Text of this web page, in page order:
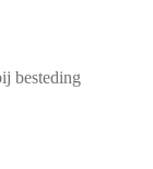
besteding